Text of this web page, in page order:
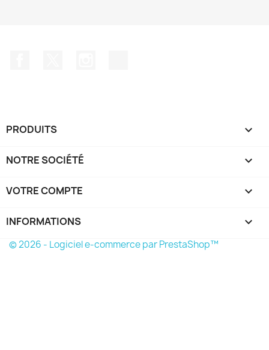
PRODUITS 
NOTRE SOCIÉTÉ 
VOTRE COMPTE 
INFORMATIONS keyboard_arrow_down
© 2026 - Logiciel e-commerce par PrestaShop™